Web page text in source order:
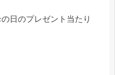
日のプレゼント当たり